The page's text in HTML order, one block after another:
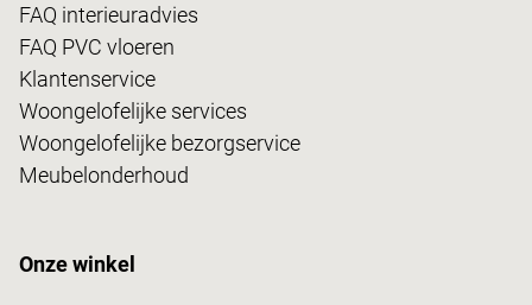
FAQ interieuradvies
FAQ PVC vloeren
Klantenservice
Woongelofelijke services
Woongelofelijke bezorgservice
Meubelonderhoud
Onze winkel